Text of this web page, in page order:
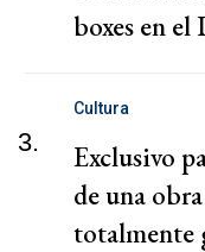
boxes en el
3.
Cultura
Exclusivo
de una
totalmente